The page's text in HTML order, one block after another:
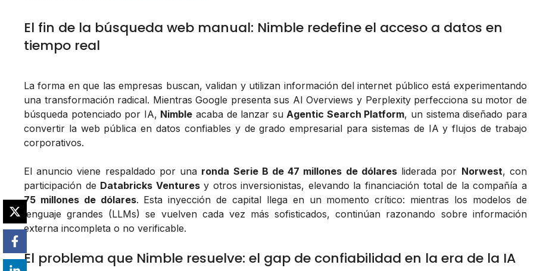
El fin de la búsqueda web manual: Nimble redefine el acceso a datos en
tiempo real
La forma en que las empresas buscan, validan y utilizan información del internet público está experimentando
una transformación radical. Mientras Google presenta sus AI Overviews y Perplexity perfecciona su motor de
búsqueda potenciado por IA, Nimble acaba de lanzar suAgentic Search Platform, un sistema diseñado para
convertir la web pública en datos confiables y de grado empresarial para sistemas de IA y flujos de trabajo
corporativos.
El anuncio viene respaldado por una ronda Serie B de 47 millones de dólaresliderada por Norwest, con
participación de Databricks Venturesy otros inversionistas, elevando la financiación total de la compañía a
75 millones de dólares. Esta inyección de capital llega en un momento crítico: mientras los modelos de
lenguaje grandes (LLMs) se vuelven cada vez más sofisticados, continúan razonando sobre información
externa incompleta o no verificable.
El problema que Nimble resuelve: el gap de confiabilidad en la era de la IA